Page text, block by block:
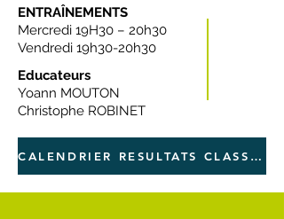
ENTRAÎNEMENTS
Mercredi 19H30 – 20h30
Vendredi 19h30-20h30
Educateurs
Yoann MOUTON
Christophe ROBINET
CALENDRIER RESULTATS CLASSEMENT